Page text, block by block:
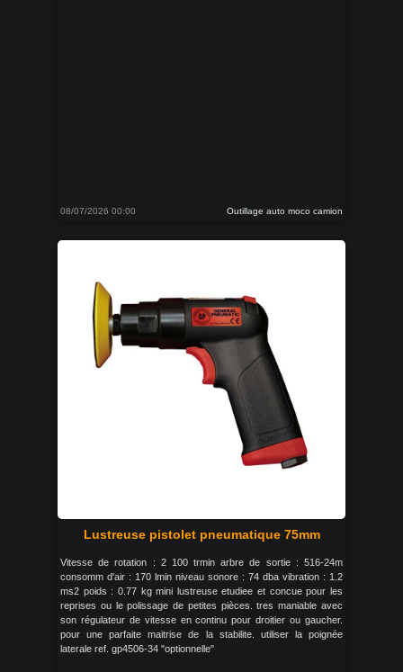
08/07/2026 00:00 Outillage auto moco camion
Lustreuse pistolet pneumatique 75mm
Vitesse de rotation : 2 100 trmin arbre de sortie : 516-24m
consomm d'air : 170 lmin niveau sonore : 74 dba vibration : 1.2
ms2 poids : 0.77 kg mini lustreuse etudiee et concue pour les
reprises ou le polissage de petites pièces. tres maniable avec
son régulateur de vitesse en continu pour droitier ou gaucher.
pour une parfaite maitrise de la stabilite. utiliser la poignée
laterale ref. gp4506-34 "optionnelle"